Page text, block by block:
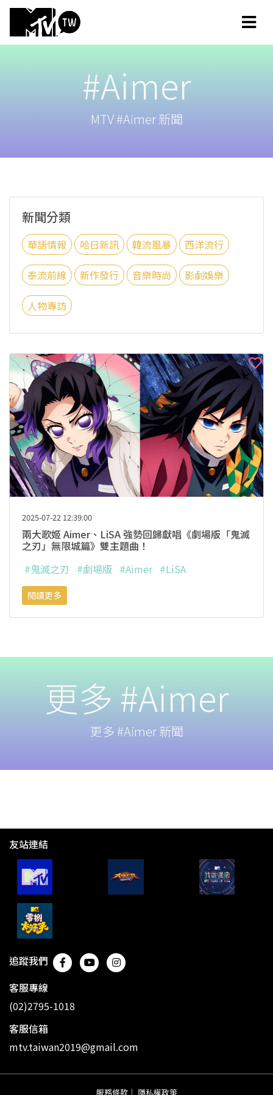
#Aimer
MTV #Aimer 新聞
新聞分類
華語情報 哈日新訊 韓流風暴 西洋流行
泰流前線 新作發行 音樂時尚 影劇娛樂
人物專訪
2025-07-22 12:39:00
兩大歌姬 Aimer、LiSA 強勢回歸獻唱《劇場版「鬼滅
之刃」無限城篇》雙主題曲！
#鬼滅之刃
#劇場版 #Aimer #LiSA
閱讀更多
更多 #Aimer
更多 #Aimer 新聞
友站連結
追蹤我們
客服專線
(02)2795-1018
客服信箱
mtv.taiwan2019@gmail.com
服務條款 ｜ 隱私權政策